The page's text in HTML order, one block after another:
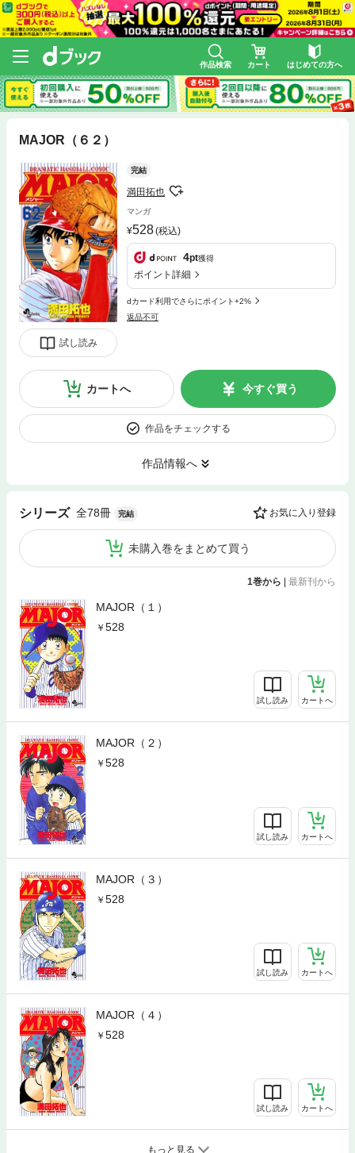
作品検索 カート はじめての方へ
MAJOR（６２）
試し読み
完結
満田拓也
マンガ
528(税込)
4pt獲得
ポイント詳細
dカード利用でさらにポイント+2%
返品不可
カートへ 今すぐ買う
作品をチェックする
作品情報へ
シリーズ 全78冊 完結 お気に入り登録
未購入巻をまとめて買う
1巻から 最新刊から
MAJOR（１）
528
試し読み カートへ
MAJOR（２）
528
試し読み カートへ
MAJOR（３）
528
試し読み カートへ
MAJOR（４）
528
試し読み カートへ
もっと見る